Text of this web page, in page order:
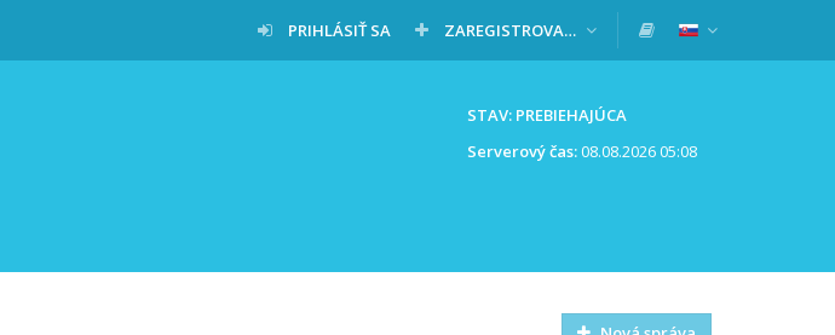
PRIHLÁSIŤ SA ZAREGISTROVAŤ SA
STAV: PREBIEHAJÚCA
Serverový čas:08.08.2026 05:08